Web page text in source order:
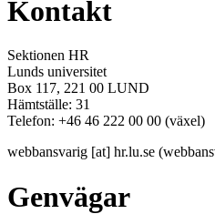
Kontakt
Sektionen HR
Lunds universitet
Box 117, 221 00 LUND
Hämtställe: 31
Telefon: +46 46 222 00 00 (växel)
webbansvarig [at] hr.lu.se
Genvägar